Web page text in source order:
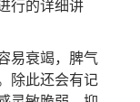
行的详细讲
易衰竭，脾气
除此还会有记